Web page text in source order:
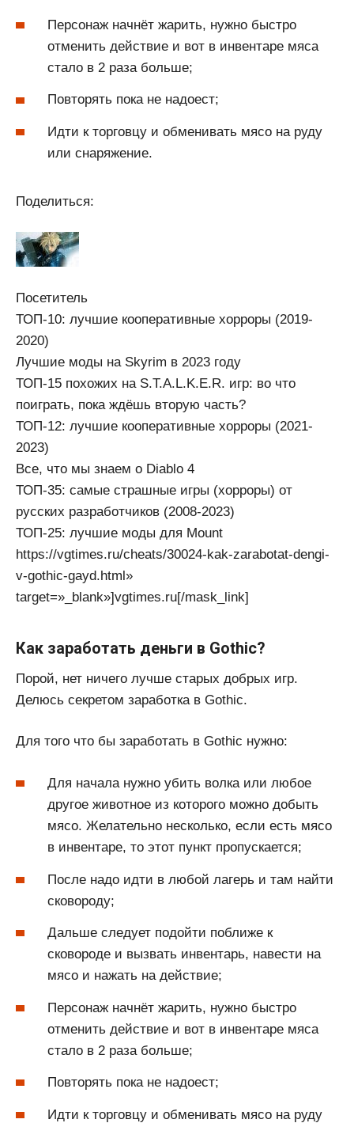
Персонаж начнёт жарить, нужно быстро
отменить действие и вот в инвентаре мяса
стало в 2 раза больше;
Повторять пока не надоест;
Идти к торговцу и обменивать мясо на руду
или снаряжение.
Поделиться:
Посетитель
ТОП-10: лучшие кооперативные хорроры (2019-
2020)
Лучшие моды на Skyrim в 2023 году
ТОП-15 похожих на S.T.A.L.K.E.R. игр: во что
поиграть, пока ждёшь вторую часть?
ТОП-12: лучшие кооперативные хорроры (2021-
2023)
Все, что мы знаем о Diablo 4
ТОП-35: самые страшные игры (хорроры) от
русских разработчиков (2008-2023)
ТОП-25: лучшие моды для Mount
https://vgtimes.ru/cheats/30024-kak-zarabotat-dengi-
v-gothic-gayd.html»
target=»_blank»]vgtimes.ru[/mask_link]
Как заработать деньги в Gothic?
Порой, нет ничего лучше старых добрых игр.
Делюсь секретом заработка в Gothic.
Для того что бы заработать в Gothic нужно:
Для начала нужно убить волка или любое
другое животное из которого можно добыть
мясо. Желательно несколько, если есть мясо
в инвентаре, то этот пункт пропускается;
После надо идти в любой лагерь и там найти
сковороду;
Дальше следует подойти поближе к
сковороде и вызвать инвентарь, навести на
мясо и нажать на действие;
Персонаж начнёт жарить, нужно быстро
отменить действие и вот в инвентаре мяса
стало в 2 раза больше;
Повторять пока не надоест;
Идти к торговцу и обменивать мясо на руду